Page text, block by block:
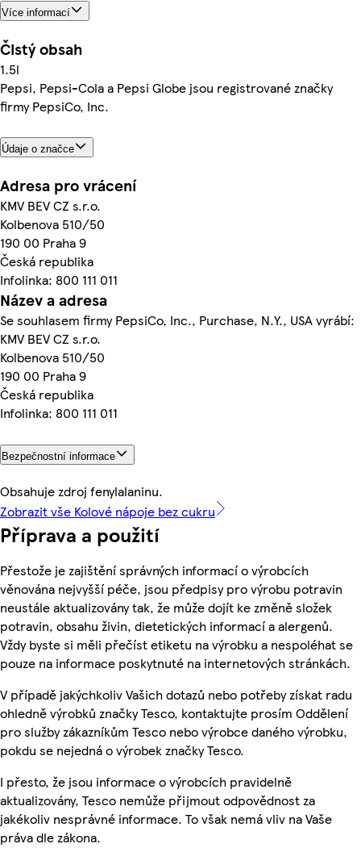
Více informací
Čistý obsah
1.5l
Pepsi, Pepsi-Cola a Pepsi Globe jsou registrované značky
firmy PepsiCo, Inc.
Údaje o značce
Adresa pro vrácení
KMV BEV CZ s.r.o.
Kolbenova 510/50
190 00 Praha 9
Česká republika
Infolinka: 800 111 011
Název a adresa
Se souhlasem firmy PepsiCo, Inc., Purchase, N.Y., USA vyrábí:
KMV BEV CZ s.r.o.
Kolbenova 510/50
190 00 Praha 9
Česká republika
Infolinka: 800 111 011
Bezpečnostní informace
Obsahuje zdroj fenylalaninu.
Zobrazit vše Kolové nápoje bez cukru
Příprava a použití
Přestože je zajištění správných informací o výrobcích
věnována nejvyšší péče, jsou předpisy pro výrobu potravin
neustále aktualizovány tak, že může dojít ke změně složek
potravin, obsahu živin, dietetických informací a alergenů.
Vždy byste si měli přečíst etiketu na výrobku a nespoléhat se
pouze na informace poskytnuté na internetových stránkách.
V případě jakýchkoliv Vašich dotazů nebo potřeby získat radu
ohledně výrobků značky Tesco, kontaktujte prosím Oddělení
pro služby zákazníkům Tesco nebo výrobce daného výrobku,
pokdu se nejedná o výrobek značky Tesco.
I přesto, že jsou informace o výrobcích pravidelně
aktualizovány, Tesco nemůže přijmout odpovědnost za
jakékoliv nesprávné informace. To však nemá vliv na Vaše
práva dle zákona.